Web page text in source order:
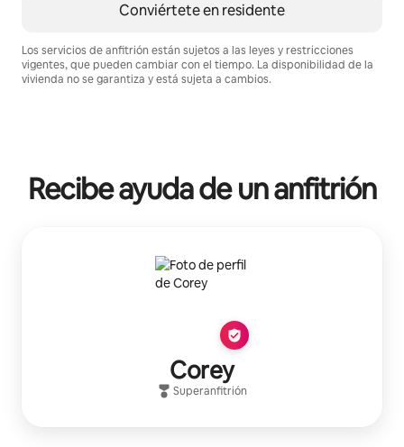
Conviértete en residente
Los servicios de anfitrión están sujetos a las leyes y restricciones
vigentes, que pueden cambiar con el tiempo. La disponibilidad de la
vivienda no se garantiza y está sujeta a cambios.
Recibe ayuda de un anfitrión
Corey
Superanfitrión